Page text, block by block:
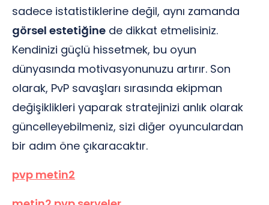
sadece istatistiklerine değil, aynı zamanda
görsel estetiğine de dikkat etmelisiniz.
Kendinizi güçlü hissetmek, bu oyun
dünyasında motivasyonunuzu artırır. Son
olarak, PvP savaşları sırasında ekipman
değişiklikleri yaparak stratejinizi anlık olarak
güncelleyebilmeniz, sizi diğer oyunculardan
bir adım öne çıkaracaktır.
pvp metin2